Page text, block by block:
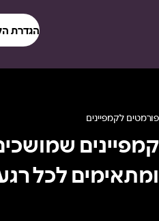
הגדרת
פורמטים לקמפיינים
קמפיינים
ומתאימים לכל